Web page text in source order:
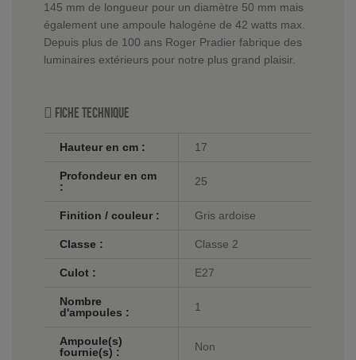
145 mm de longueur pour un diamètre 50 mm mais
également une ampoule halogène de 42 watts max.
Depuis plus de 100 ans Roger Pradier fabrique des
luminaires extérieurs pour notre plus grand plaisir.
Fiche technique
Hauteur en cm : 17
Profondeur en cm
:
25
Finition / couleur : Gris ardoise
Classe : Classe 2
Culot : E27
Nombre
d'ampoules :
1
Ampoule(s)
fournie(s) :
Non